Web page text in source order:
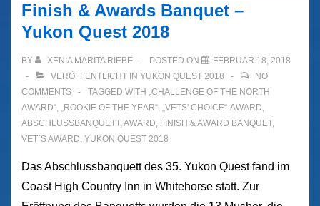
Blue
Blog
sagt
Goodbye
Finish & Awards Banquet –
Yukon Quest 2018
BY XENIA MARITA RIEBE POSTED ON
FEBRUAR 18, 2018
VERÖFFENTLICHT IN YUKON QUEST 2018
NO
COMMENTS
TAGGED WITH „CHALLENGE OF THE NORTH
AWARD“, „ROOKIE OF THE YEAR“, „VETS' CHOICE“-AWARD,
ABSCHLUSSBANQUETT,AWARD, FINISH & AWARD BANQUET,
VET`S AWARD, YUKON QUEST 2018
Das Abschlussbanquett des 35. Yukon Quest fand im
Coast High Country Inn in Whitehorse statt. Zur